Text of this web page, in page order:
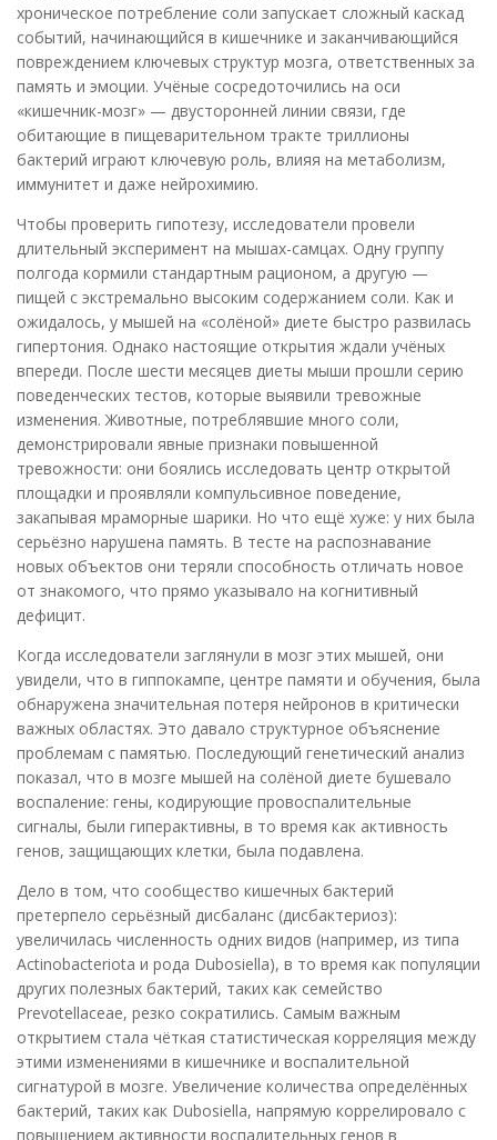
хроническое потребление соли запускает сложный каскад
событий, начинающийся в кишечнике и заканчивающийся
повреждением ключевых структур мозга, ответственных за
память и эмоции. Учёные сосредоточились на оси
«кишечник-мозг» — двусторонней линии связи, где
обитающие в пищеварительном тракте триллионы
бактерий играют ключевую роль, влияя на метаболизм,
иммунитет и даже нейрохимию.
Чтобы проверить гипотезу, исследователи провели
длительный эксперимент на мышах-самцах. Одну группу
полгода кормили стандартным рационом, а другую —
пищей с экстремально высоким содержанием соли. Как и
ожидалось, у мышей на «солёной» диете быстро развилась
гипертония. Однако настоящие открытия ждали учёных
впереди. После шести месяцев диеты мыши прошли серию
поведенческих тестов, которые выявили тревожные
изменения. Животные, потреблявшие много соли,
демонстрировали явные признаки повышенной
тревожности: они боялись исследовать центр открытой
площадки и проявляли компульсивное поведение,
закапывая мраморные шарики. Но что ещё хуже: у них была
серьёзно нарушена память. В тесте на распознавание
новых объектов они теряли способность отличать новое
от знакомого, что прямо указывало на когнитивный
дефицит.
Когда исследователи заглянули в мозг этих мышей, они
увидели, что в гиппокампе, центре памяти и обучения, была
обнаружена значительная потеря нейронов в критически
важных областях. Это давало структурное объяснение
проблемам с памятью. Последующий генетический анализ
показал, что в мозге мышей на солёной диете бушевало
воспаление: гены, кодирующие провоспалительные
сигналы, были гиперактивны, в то время как активность
генов, защищающих клетки, была подавлена.
Дело в том, что сообщество кишечных бактерий
претерпело серьёзный дисбаланс (дисбактериоз):
увеличилась численность одних видов (например, из типа
Actinobacteriota и рода Dubosiella), в то время как популяции
других полезных бактерий, таких как семейство
Prevotellaceae, резко сократились. Самым важным
открытием стала чёткая статистическая корреляция между
этими изменениями в кишечнике и воспалительной
сигнатурой в мозге. Увеличение количества определённых
бактерий, таких как Dubosiella, напрямую коррелировало с
повышением активности воспалительных генов в